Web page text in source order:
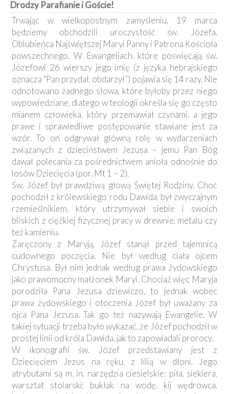
Kancelaria
Galeria
Dekanat
Nowy
Staw
Kapituła
Kolegiacka
Duszpasterze
Polecane
strony
Ochrona
Małoletnich
Drodzy Parafianie i Goście!
Trwając w wielkopostnym zamyśleniu, 19 marca
będziemy obchodzili uroczystość św. Józefa,
Oblubieńca Najświętszej Maryi Panny i Patrona Kościoła
powszechnego. W Ewangeliach, które poświęcają św.
Józefowi 26 wierszy jego imię (z języka hebrajskiego
oznacza “Pan przydał, obdarzył”) pojawia się 14 razy. Nie
odnotowano żadnego słowa, które byłoby przez niego
wypowiedziane, dlatego w teologii określa się go często
mianem człowieka, który przemawiał czynami, a jego
prawe i sprawiedliwe postępowanie stawiane jest za
wzór. To on odgrywał główną rolę w wydarzeniach
związanych z dzieciństwem Jezusa – jemu Pan Bóg
dawał polecania za pośrednictwem anioła odnośnie do
losów Dziecięcia (por. Mt 1 – 2).
Św. Józef był prawdziwą głową Świętej Rodziny. Choć
pochodził z królewskiego rodu Dawida, był zwyczajnym
rzemieślnikiem, który utrzymywał siebie i swoich
bliskich z ciężkiej fizycznej pracy w drewnie, metalu czy
też kamieniu.
Zaręczony z Maryją, Józef stanął przed tajemnicą
cudownego poczęcia. Nie był według ciała ojcem
Chrystusa. Był nim jednak według prawa żydowskiego
jako prawomocny małżonek Maryi. Chociaż więc Maryja
porodziła Pana Jezusa dziewiczo, to jednak wobec
prawa żydowskiego i otoczenia Józef był uważany za
ojca Pana Jezusa. Tak go też nazywają Ewangelie. W
takiej sytuacji trzeba było wykazać, że Józef pochodził w
prostej linii od króla Dawida, jak to zapowiadali prorocy.
W ikonografii św. Józef przedstawiany jest z
Dziecięciem Jezus na ręku, z lilią w dłoni. Jego
atrybutami są m. in. narzędzia ciesielskie: piła, siekiera,
warsztat stolarski; bukłak na wodę, kij wędrowca,